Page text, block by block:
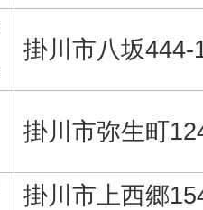
掛川市八坂444-
掛川市弥生町
掛川市上西郷